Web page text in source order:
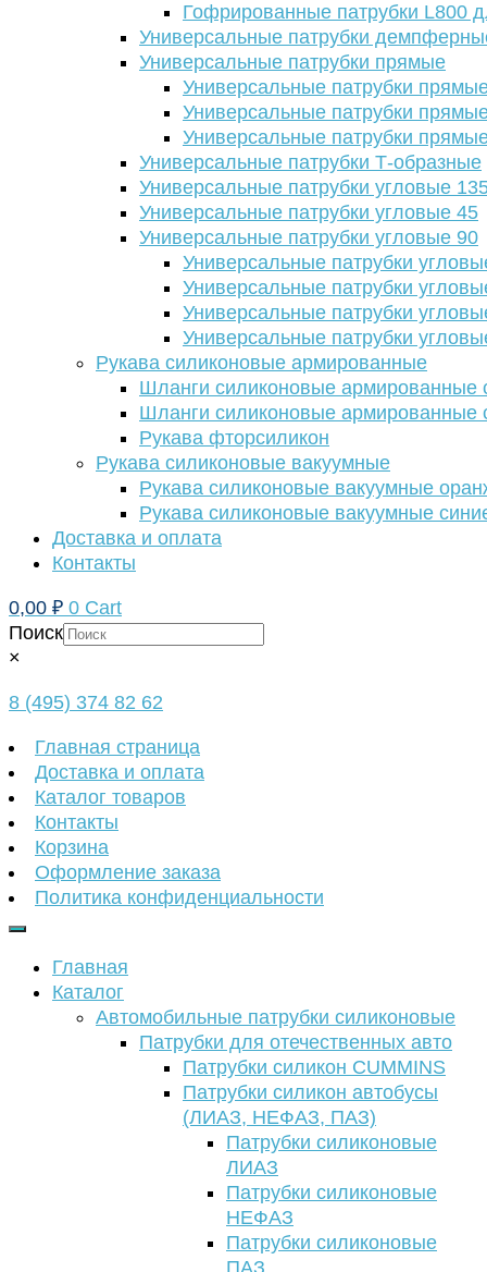
Гофрированные патрубки L800
Универсальные патрубки
Универсальные патрубки прямые
Универсальные патрубки
Универсальные патрубки
Универсальные патрубки
Универсальные патрубки Т-образные
Универсальные патрубки угловые
Универсальные патрубки угловые 45
Универсальные патрубки угловые 90
Универсальные патрубки
Универсальные патрубки
Универсальные патрубки
Универсальные патрубки
Рукава силиконовые армированные
Шланги силиконовые армированные
Шланги силиконовые армированные
Рукава фторсиликон
Рукава силиконовые вакуумные
Рукава силиконовые вакуумные
Рукава силиконовые вакуумные
Доставка и оплата
Контакты
0,00 ₽ 0 Cart
Поиск
×
8 (495) 374 82 62
Главная страница
Доставка и оплата
Каталог товаров
Контакты
Корзина
Оформление заказа
Политика конфиденциальности
Главная
Каталог
Автомобильные патрубки силиконовые
Патрубки для отечественных авто
Патрубки силикон CUMMINS
Патрубки силикон автобусы
(ЛИАЗ, НЕФАЗ, ПАЗ)
Патрубки силиконовые
ЛИАЗ
Патрубки силиконовые
НЕФАЗ
Патрубки силиконовые
ПАЗ